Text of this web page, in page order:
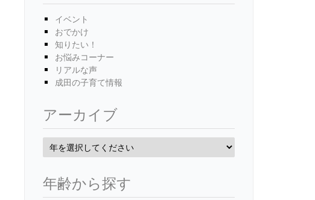
イベント
おでかけ
知りたい！
お悩みコーナー
リアルな声
成田の子育て情報
アーカイブ
年齢から探す